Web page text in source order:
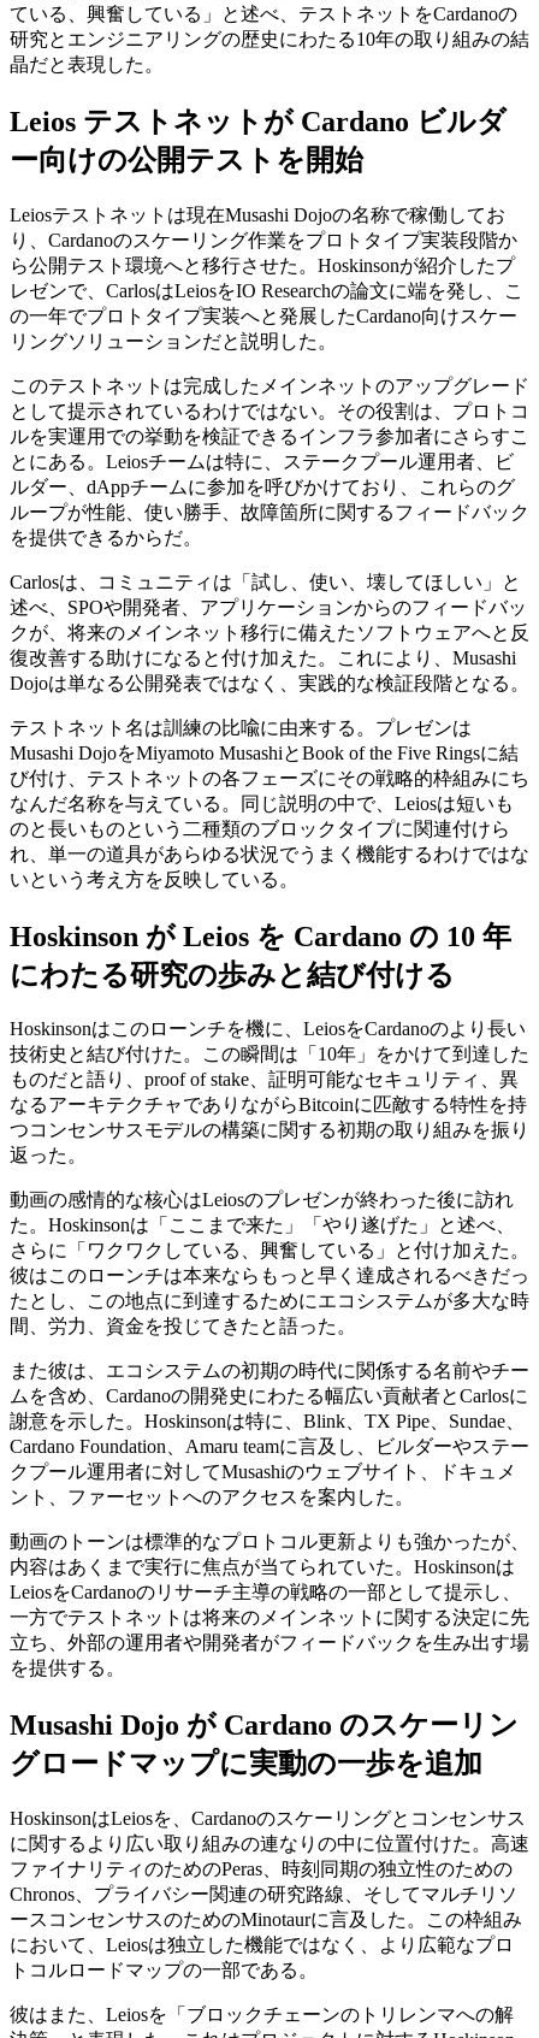
ている、興奮している」と述べ、テストネットをCardanoの
研究とエンジニアリングの歴史にわたる10年の取り組みの結
晶だと表現した。
Leios テストネットが Cardano ビルダ
ー向けの公開テストを開始
Leiosテストネットは現在Musashi Dojoの名称で稼働してお
り、Cardanoのスケーリング作業をプロトタイプ実装段階か
ら公開テスト環境へと移行させた。Hoskinsonが紹介したプ
レゼンで、CarlosはLeiosをIO Researchの論文に端を発し、こ
の一年でプロトタイプ実装へと発展したCardano向けスケー
リングソリューションだと説明した。
このテストネットは完成したメインネットのアップグレード
として提示されているわけではない。その役割は、プロトコ
ルを実運用での挙動を検証できるインフラ参加者にさらすこ
とにある。Leiosチームは特に、ステークプール運用者、ビ
ルダー、dAppチームに参加を呼びかけており、これらのグ
ループが性能、使い勝手、故障箇所に関するフィードバック
を提供できるからだ。
Carlosは、コミュニティは「試し、使い、壊してほしい」と
述べ、SPOや開発者、アプリケーションからのフィードバッ
クが、将来のメインネット移行に備えたソフトウェアへと反
復改善する助けになると付け加えた。これにより、Musashi
Dojoは単なる公開発表ではなく、実践的な検証段階となる。
テストネット名は訓練の比喩に由来する。プレゼンは
Musashi DojoをMiyamoto MusashiとBook of the Five Ringsに結
び付け、テストネットの各フェーズにその戦略的枠組みにち
なんだ名称を与えている。同じ説明の中で、Leiosは短いも
のと長いものという二種類のブロックタイプに関連付けら
れ、単一の道具があらゆる状況でうまく機能するわけではな
いという考え方を反映している。
Hoskinson が Leios を Cardano の 10 年
にわたる研究の歩みと結び付ける
Hoskinsonはこのローンチを機に、LeiosをCardanoのより長い
技術史と結び付けた。この瞬間は「10年」をかけて到達した
ものだと語り、proof of stake、証明可能なセキュリティ、異
なるアーキテクチャでありながらBitcoinに匹敵する特性を持
つコンセンサスモデルの構築に関する初期の取り組みを振り
返った。
動画の感情的な核心はLeiosのプレゼンが終わった後に訪れ
た。Hoskinsonは「ここまで来た」「やり遂げた」と述べ、
さらに「ワクワクしている、興奮している」と付け加えた。
彼はこのローンチは本来ならもっと早く達成されるべきだっ
たとし、この地点に到達するためにエコシステムが多大な時
間、労力、資金を投じてきたと語った。
また彼は、エコシステムの初期の時代に関係する名前やチー
ムを含め、Cardanoの開発史にわたる幅広い貢献者とCarlosに
謝意を示した。Hoskinsonは特に、Blink、TX Pipe、Sundae、
Cardano Foundation、Amaru teamに言及し、ビルダーやステー
クプール運用者に対してMusashiのウェブサイト、ドキュメ
ント、ファーセットへのアクセスを案内した。
動画のトーンは標準的なプロトコル更新よりも強かったが、
内容はあくまで実行に焦点が当てられていた。Hoskinsonは
LeiosをCardanoのリサーチ主導の戦略の一部として提示し、
一方でテストネットは将来のメインネットに関する決定に先
立ち、外部の運用者や開発者がフィードバックを生み出す場
を提供する。
Musashi Dojo が Cardano のスケーリン
グロードマップに実動の一歩を追加
HoskinsonはLeiosを、Cardanoのスケーリングとコンセンサス
に関するより広い取り組みの連なりの中に位置付けた。高速
ファイナリティのためのPeras、時刻同期の独立性のための
Chronos、プライバシー関連の研究路線、そしてマルチリソ
ースコンセンサスのためのMinotaurに言及した。この枠組み
において、Leiosは独立した機能ではなく、より広範なプロ
トコルロードマップの一部である。
彼はまた、Leiosを「ブロックチェーンのトリレンマへの解